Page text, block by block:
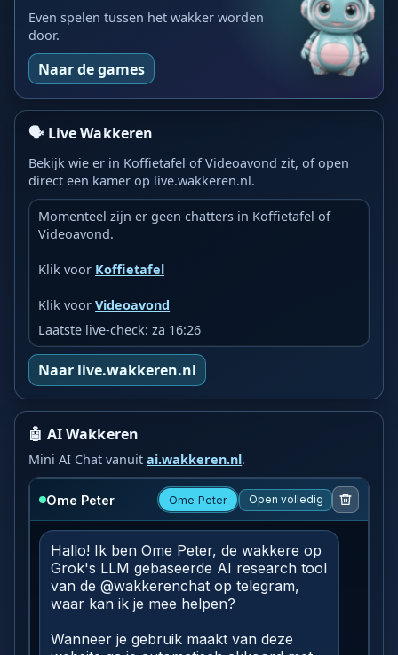
Even spelen tussen het wakker worden
door.
Naar de games
🗣️ Live Wakkeren
Bekijk wie er in Koffietafel of Videoavond zit, of open
direct een kamer op live.wakkeren.nl.
Momenteel zijn er geen chatters in Koffietafel of
Videoavond.
Klik voor Koffietafel
Klik voorVideoavond
Laatste live-check: za 16:26
Naar live.wakkeren.nl
🤖 AI Wakkeren
Mini AI Chat vanuitai.wakkeren.nl.